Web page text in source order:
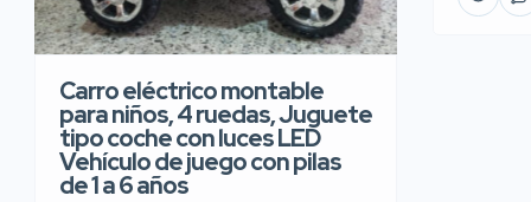
Carro eléctrico montable
para niños, 4 ruedas, Juguete
tipo coche con luces LED
Vehículo de juego con pilas
de 1 a 6 años